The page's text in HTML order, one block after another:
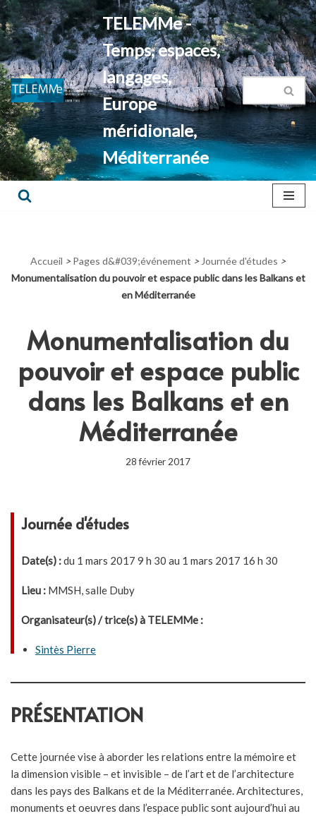
Aller
au
contenu
TELEMMe -
Temps, espaces,
langages,
Europe
méridionale,
Méditerranée
Accueil > Pages d&#039;événement > Journée d'études >
Monumentalisation du pouvoir et espace public dans les Balkans et
en Méditerranée
Monumentalisation du
pouvoir et espace public
dans les Balkans et en
Méditerranée
28 février 2017
Journée d'études
Date(s) :du 1 mars 2017 9 h 30 au 1 mars 2017 16 h 30
Lieu : MMSH, salle Duby
Organisateur(s) / trice(s) à TELEMMe :
Sintès Pierre
PRÉSENTATION
Cette journée vise à aborder les relations entre la mémoire et
la dimension visible – et invisible – de l’art et de l’architecture
dans les pays des Balkans et de la Méditerranée. Architectures,
monuments et oeuvres dans l’espace public sont aujourd’hui au